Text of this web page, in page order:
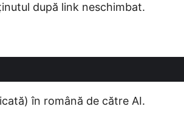
după link neschimbat.
în română de către AI.